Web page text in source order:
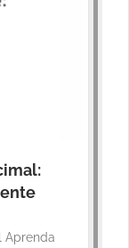
Aprenda